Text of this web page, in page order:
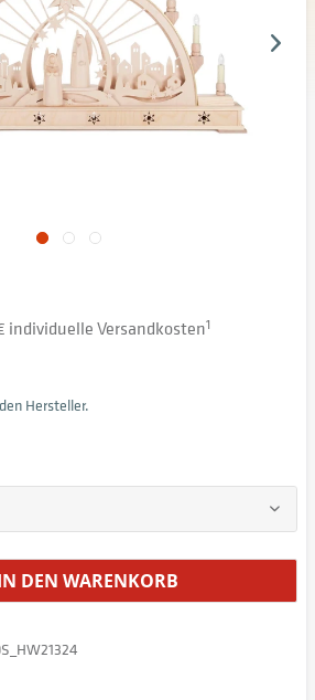
individuelle Versandkosten1
Hersteller.
DEN WARENKORB